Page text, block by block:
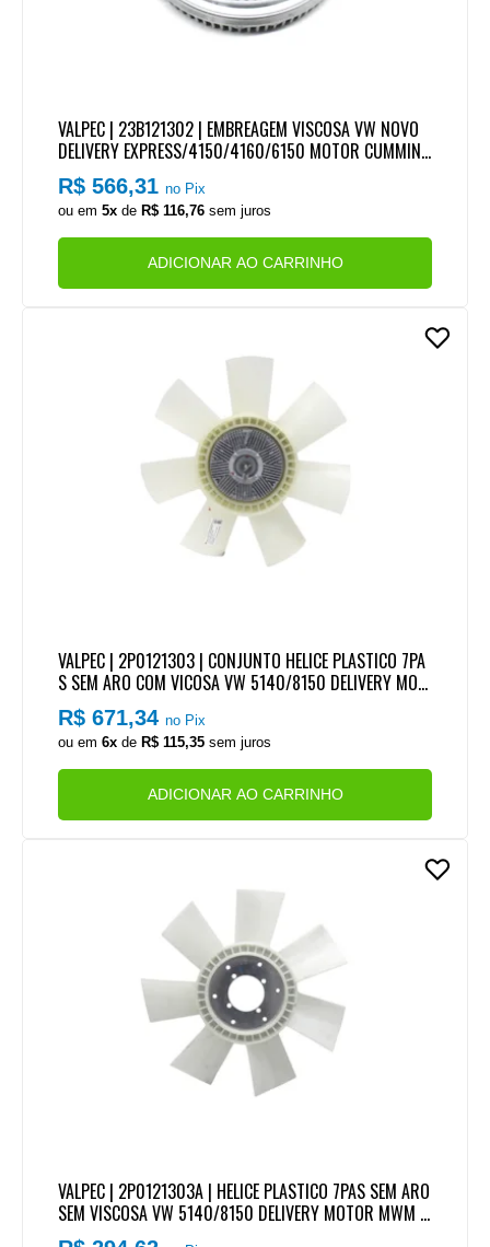
VALPEC | 23B121302 | EMBREAGEM VISCOSA VW NOVO
DELIVERY EXPRESS/4150/4160/6150 MOTOR CUMMINS
SERIE ISF 2.8 4CIL EURO 5
R$ 566,31no Pix
ou em5x de R$ 116,76 sem juros
ADICIONAR AO CARRINHO
VALPEC | 2P0121303 | CONJUNTO HELICE PLASTICO 7PA
S SEM ARO COM VICOSA VW 5140/8150 DELIVERY MOT
OR MWM SPRINT 4.08 (490MM)
R$ 671,34no Pix
ou em6x deR$ 115,35 sem juros
ADICIONAR AO CARRINHO
VALPEC | 2P0121303A | HELICE PLASTICO 7PAS SEM ARO
SEM VISCOSA VW 5140/8150 DELIVERY MOTOR MWM S
PRINT 4.08TCE (490MM)